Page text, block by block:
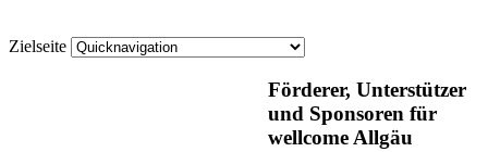
Zielseite
Förderer, Unterstützer
und Sponsoren für
wellcome Allgäu